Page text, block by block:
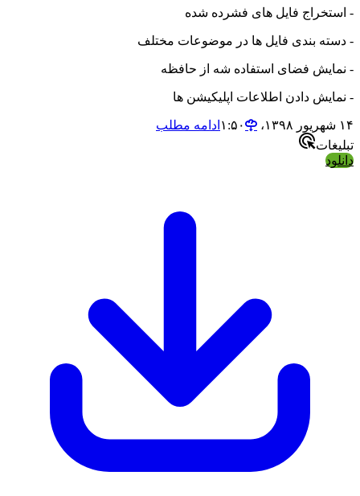
- استخراج فایل های فشرده شده
- دسته بندی فایل ها در موضوعات مختلف
- نمایش فضای استفاده شه از حافظه
- نمایش دادن اطلاعات اپلیکیشن ها
۱۴ شهریور ۱۳۹۸،‏ ۱:۵۰
ادامه مطلب
تبلیغات
دانلود